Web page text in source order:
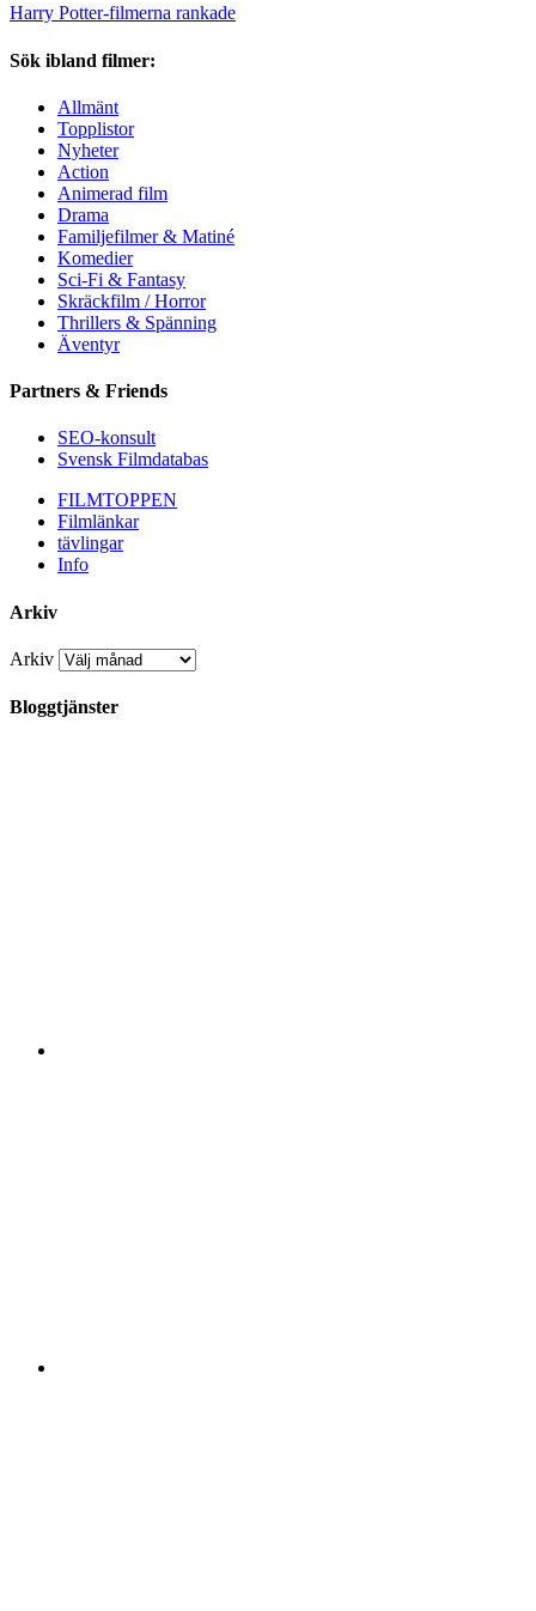
Harry Potter-filmerna rankade
Sök ibland filmer:
Allmänt
Topplistor
Nyheter
Action
Animerad film
Drama
Familjefilmer & Matiné
Komedier
Sci-Fi & Fantasy
Skräckfilm / Horror
Thrillers & Spänning
Äventyr
Partners & Friends
SEO-konsult
Svensk Filmdatabas
FILMTOPPEN
Filmlänkar
tävlingar
Info
Arkiv
Arkiv
Bloggtjänster